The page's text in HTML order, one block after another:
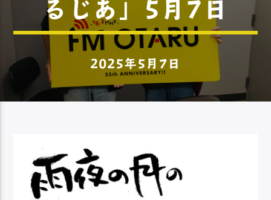
るじあ」5月7日
2025年5月7日